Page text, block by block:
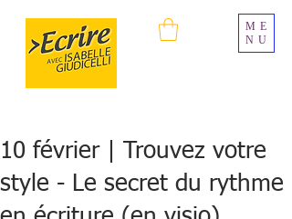
ME
NU
10 février | Trouvez votre
style - Le secret du rythme